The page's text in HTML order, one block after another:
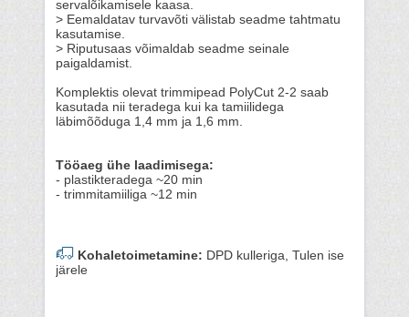
servalõikamisele kaasa.
> Eemaldatav turvavõti välistab seadme tahtmatu
kasutamise.
> Riputusaas võimaldab seadme seinale
paigaldamist.
Komplektis olevat trimmipead PolyCut 2-2 saab
kasutada nii teradega kui ka tamiilidega
läbimõõduga 1,4 mm ja 1,6 mm.
Tööaeg ühe laadimisega:
- plastikteradega ~20 min
- trimmitamiiliga ~12 min
Kohaletoimetamine: DPD kulleriga, Tulen ise
järele